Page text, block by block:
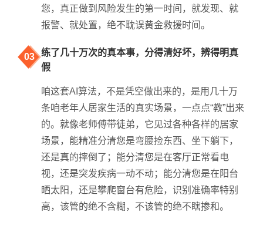
您，真正做到风险发生的第一时间，就发现、就
报警、就处置，绝不耽误黄金救援时间。
03
练了几十万次的真本事，分得清好坏，辨得明真
假
咱这套AI算法，不是凭空做出来的，是用几十万
条咱老年人居家生活的真实场景，一点点“教”出来
的。就像老师傅带徒弟，它见过各种各样的居家
场景，能精准分清您是弯腰捡东西、坐下躺下，
还是真的摔倒了；能分清您是在客厅正常看电
视，还是突发疾病一动不动；能分清您是在阳台
晒太阳，还是攀爬窗台有危险，识别准确率特别
高，该管的绝不含糊，不该管的绝不瞎掺和。